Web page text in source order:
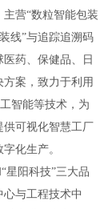
营“数粒智能包装
线”与追踪追溯码
药、保健品、日
案，致力于利用
智能等技术，为
可视化智慧工厂
化生产。
星阳科技”三大品
与工程技术中